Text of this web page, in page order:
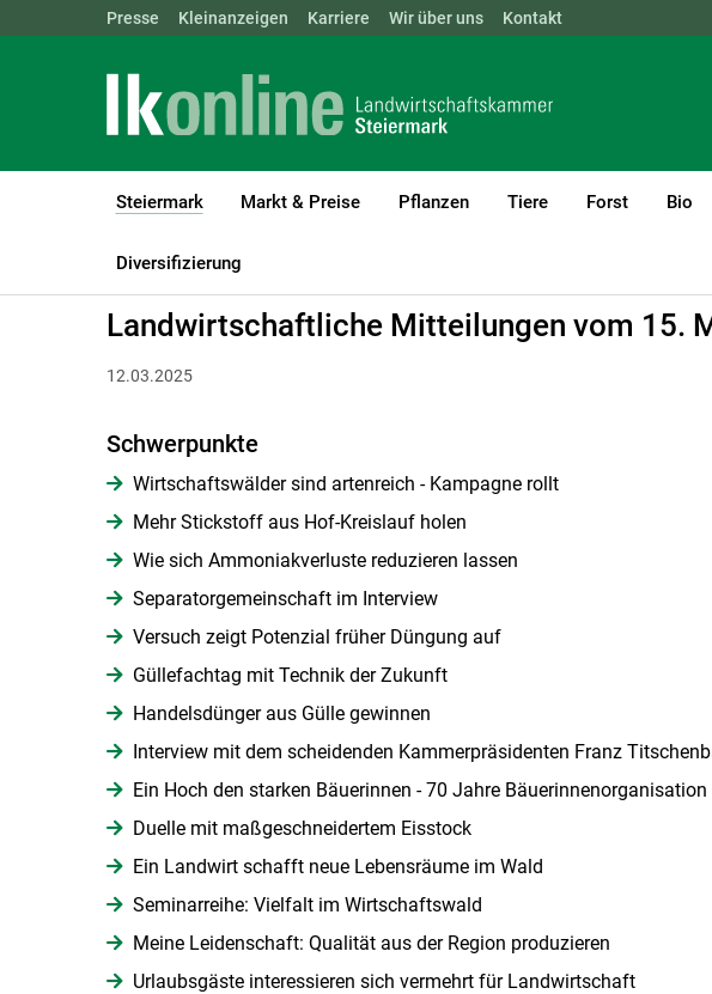
Landwirtschaftskammern: ÖSTERREICH BGLD KTN NÖ
Presse Kleinanzeigen Karriere Wir über uns Kontakt
Steiermark
(current)1
Markt & Preise Pflanzen Tiere Forst Bio
Diversifizierung
LK Steiermark Steiermark
Landwirtschaftliche Mitteilungen vom 15.
12.03.2025
Schwerpunkte
Wirtschaftswälder sind artenreich - Kampagne rollt
Mehr Stickstoff aus Hof-Kreislauf holen
Wie sich Ammoniakverluste reduzieren lassen
Separatorgemeinschaft im Interview
Versuch zeigt Potenzial früher Düngung auf
Güllefachtag mit Technik der Zukunft
Handelsdünger aus Gülle gewinnen
Interview mit dem scheidenden Kammerpräsidenten Franz
Ein Hoch den starken Bäuerinnen - 70 Jahre Bäuerinnenorganisation
Duelle mit maßgeschneidertem Eisstock
Ein Landwirt schafft neue Lebensräume im Wald
Seminarreihe: Vielfalt im Wirtschaftswald
Meine Leidenschaft: Qualität aus der Region produzieren
Urlaubsgäste interessieren sich vermehrt für Landwirtschaft